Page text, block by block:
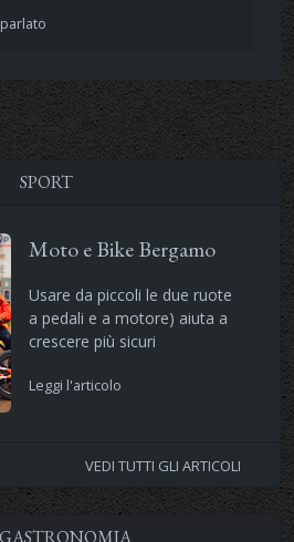
SPORT
Moto e Bike Bergamo
Usare da piccoli le due ruote
a pedali e a motore) aiuta a
crescere più sicuri
Leggi l'articolo
VEDI TUTTI GLI ARTICOLI